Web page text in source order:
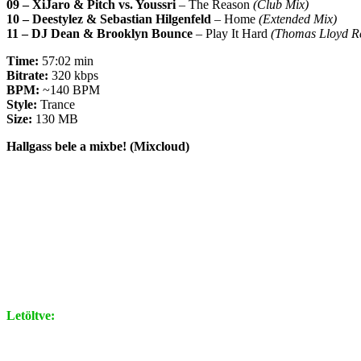
09 – XiJaro & Pitch vs. Youssri – The Reason (Club Mix)
10 – Deestylez & Sebastian Hilgenfeld – Home (Extended Mix)
11 – DJ Dean & Brooklyn Bounce – Play It Hard (Thomas Lloyd
Time: 57:02 min
Bitrate: 320 kbps
BPM: ~140 BPM
Style: Trance
Size: 130 MB
Hallgass bele a mixbe! (Mixcloud)
Letöltve: